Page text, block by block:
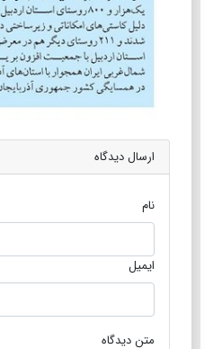
ارسال دیدگاه
نام
ایمیل
متن دیدگاه